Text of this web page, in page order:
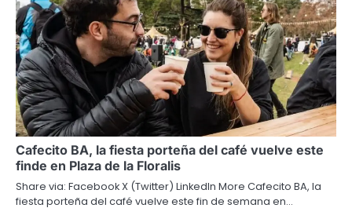
Cafecito BA, la fiesta porteña del café vuelve este
finde en Plaza de la Floralis
Share via: Facebook X (Twitter) LinkedIn More Cafecito BA, la
fiesta porteña del café vuelve este fin de semana en…